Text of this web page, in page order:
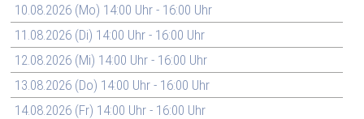
10.08.2026 (Mo) 14:00 Uhr - 16:00 Uhr
11.08.2026 (Di) 14:00 Uhr - 16:00 Uhr
12.08.2026 (Mi) 14:00 Uhr - 16:00 Uhr
13.08.2026 (Do) 14:00 Uhr - 16:00 Uhr
14.08.2026 (Fr) 14:00 Uhr - 16:00 Uhr